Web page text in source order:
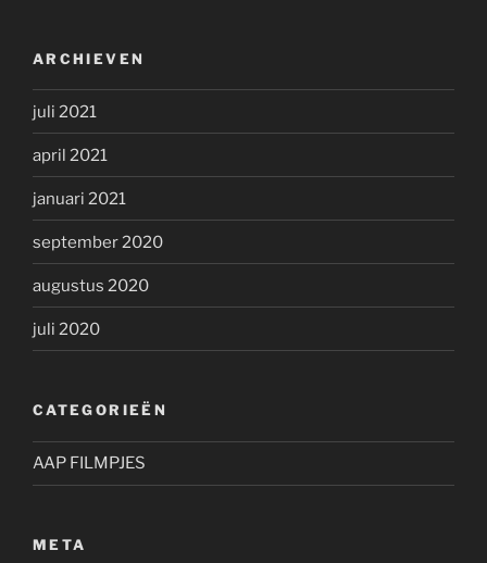
ARCHIEVEN
juli 2021
april 2021
januari 2021
september 2020
augustus 2020
juli 2020
CATEGORIEËN
AAP FILMPJES
META